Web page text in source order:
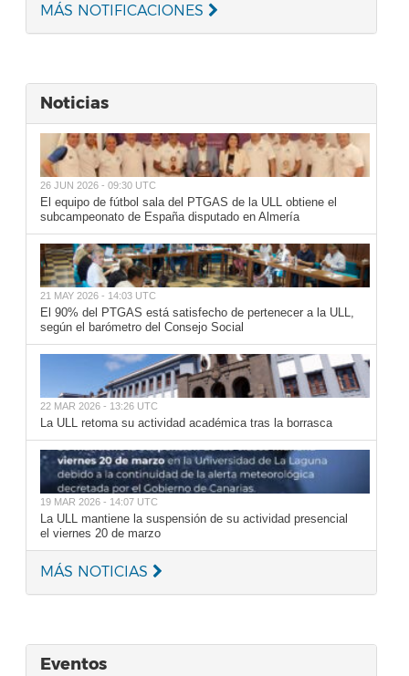
MÁS NOTIFICACIONES
Noticias
26 JUN 2026 - 09:30 UTC
El equipo de fútbol sala del PTGAS de la ULL obtiene el
subcampeonato de España disputado en Almería
21 MAY 2026 - 14:03 UTC
El 90% del PTGAS está satisfecho de pertenecer a la ULL,
según el barómetro del Consejo Social
22 MAR 2026 - 13:26 UTC
La ULL retoma su actividad académica tras la borrasca
19 MAR 2026 - 14:07 UTC
La ULL mantiene la suspensión de su actividad presencial
el viernes 20 de marzo
MÁS NOTICIAS
Eventos